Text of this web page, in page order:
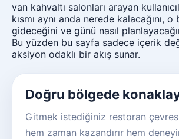
van kahvaltı salonları arayan
kısmı aynı anda nerede kalacağını, o
gideceğini ve günü nasıl
Bu yüzden bu sayfa sadece içerik
aksiyon odaklı bir akış sunar.
Doğru bölgede
Gitmek istediğiniz restoran
hem zaman kazandırır hem